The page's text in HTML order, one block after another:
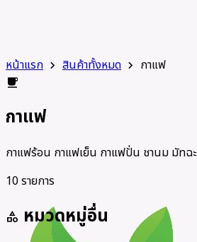
หน้าแรก chevron_right สินค้าทั้งหมด chevron_right กาแฟ
local_cafe
กาแฟ
กาแฟร้อน กาแฟเย็น กาแฟปั่น ชานม มัทฉะ
10 รายการ
category หมวดหมู่อื่น